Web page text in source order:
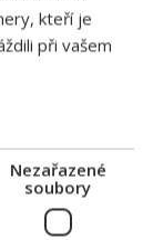
kteří je
při vašem
Nezařazené
soubory